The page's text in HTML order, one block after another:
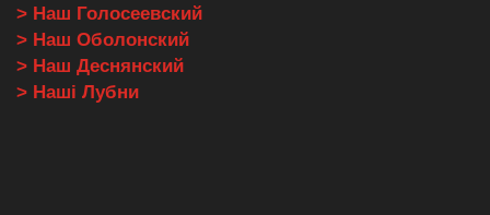
> Наш Голосеевский
> Наш Оболонский
> Наш Деснянский
> Наші Лубни